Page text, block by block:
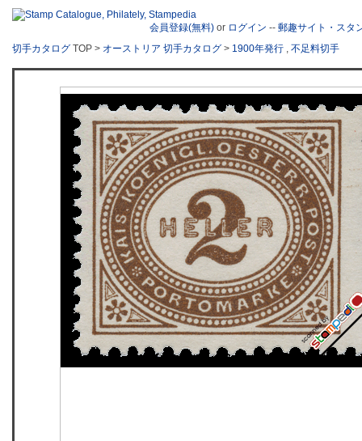
会員登録(無料) or ログイン -- 郵趣サイト・スタ
切手カタログ TOP > オーストリア 切手カタログ > 1900年発行 , 不足料切手